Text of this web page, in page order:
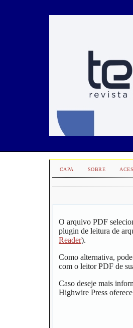
CAPA SOBRE
O arquivo PDF
plugin de leitura de
Reader).
Como alternativa,
com o leitor PDF de
Caso deseje mais
Highwire Press